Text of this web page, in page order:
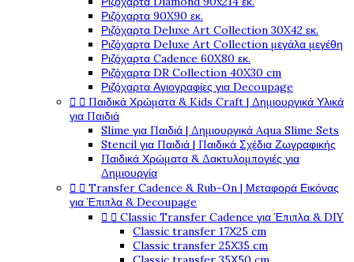
Ριζόχαρτα 90X90 εκ.
Ριζόχαρτα Deluxe Art Collection 30X42 εκ.
Ριζόχαρτα Deluxe Art Collection μεγάλα μεγέθη
Ριζόχαρτα Cadence 60X80 εκ.
Ριζόχαρτα DR Collection 40X30 cm
Ριζόχαρτα Αγιογραφίες για Decoupage
  Παιδικά Χρώματα & Kids Craft | Δημιουργικά Υλικά
για Παιδιά
Slime για Παιδιά | Δημιουργικά Aqua Slime Sets
Stencil για Παιδιά | Παιδικά Σχέδια Ζωγραφικής
Παιδικά Χρώματα & Δακτυλομπογιές για
Δημιουργία
  Transfer Cadence & Rub-On | Μεταφορά Εικόνας
για Έπιπλα & Decoupage
  Classic Transfer Cadence για Έπιπλα & DIY
Classic transfer 17Χ25 cm
Classic transfer 25Χ35 cm